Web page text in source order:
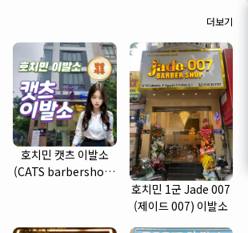
더보기
호치민 캣츠 이발소
(CATS barbershop)
호치민 1군 Jade 007
(제이드 007) 이발소